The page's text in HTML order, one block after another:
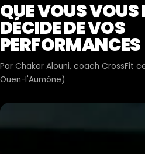
QUE VOUS
DÉCIDE DE VOS
PERFORMANCES
Par Chaker Alouni, coach CrossFit
Ouen-l'Aumône)